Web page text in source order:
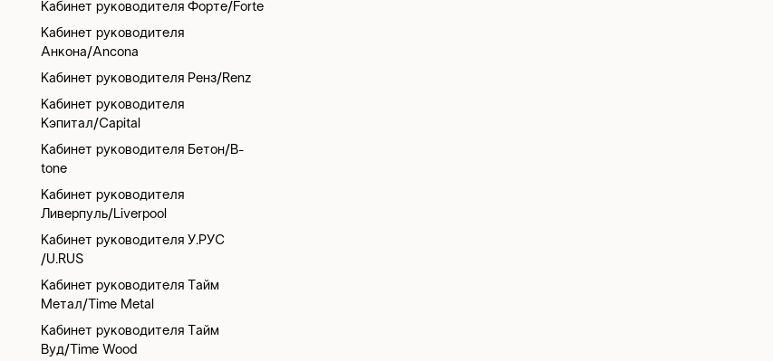
Кабинет руководителя Форте/Forte
Кабинет руководителя
Анкона/Ancona
Кабинет руководителя Ренз/Renz
Кабинет руководителя
Кэпитал/Capital
Кабинет руководителя Бетон/B-
tone
Кабинет руководителя
Ливерпуль/Liverpool
Кабинет руководителя У.РУС
/U.RUS
Кабинет руководителя Тайм
Метал/Time Metal
Кабинет руководителя Тайм
Вуд/Time Wood